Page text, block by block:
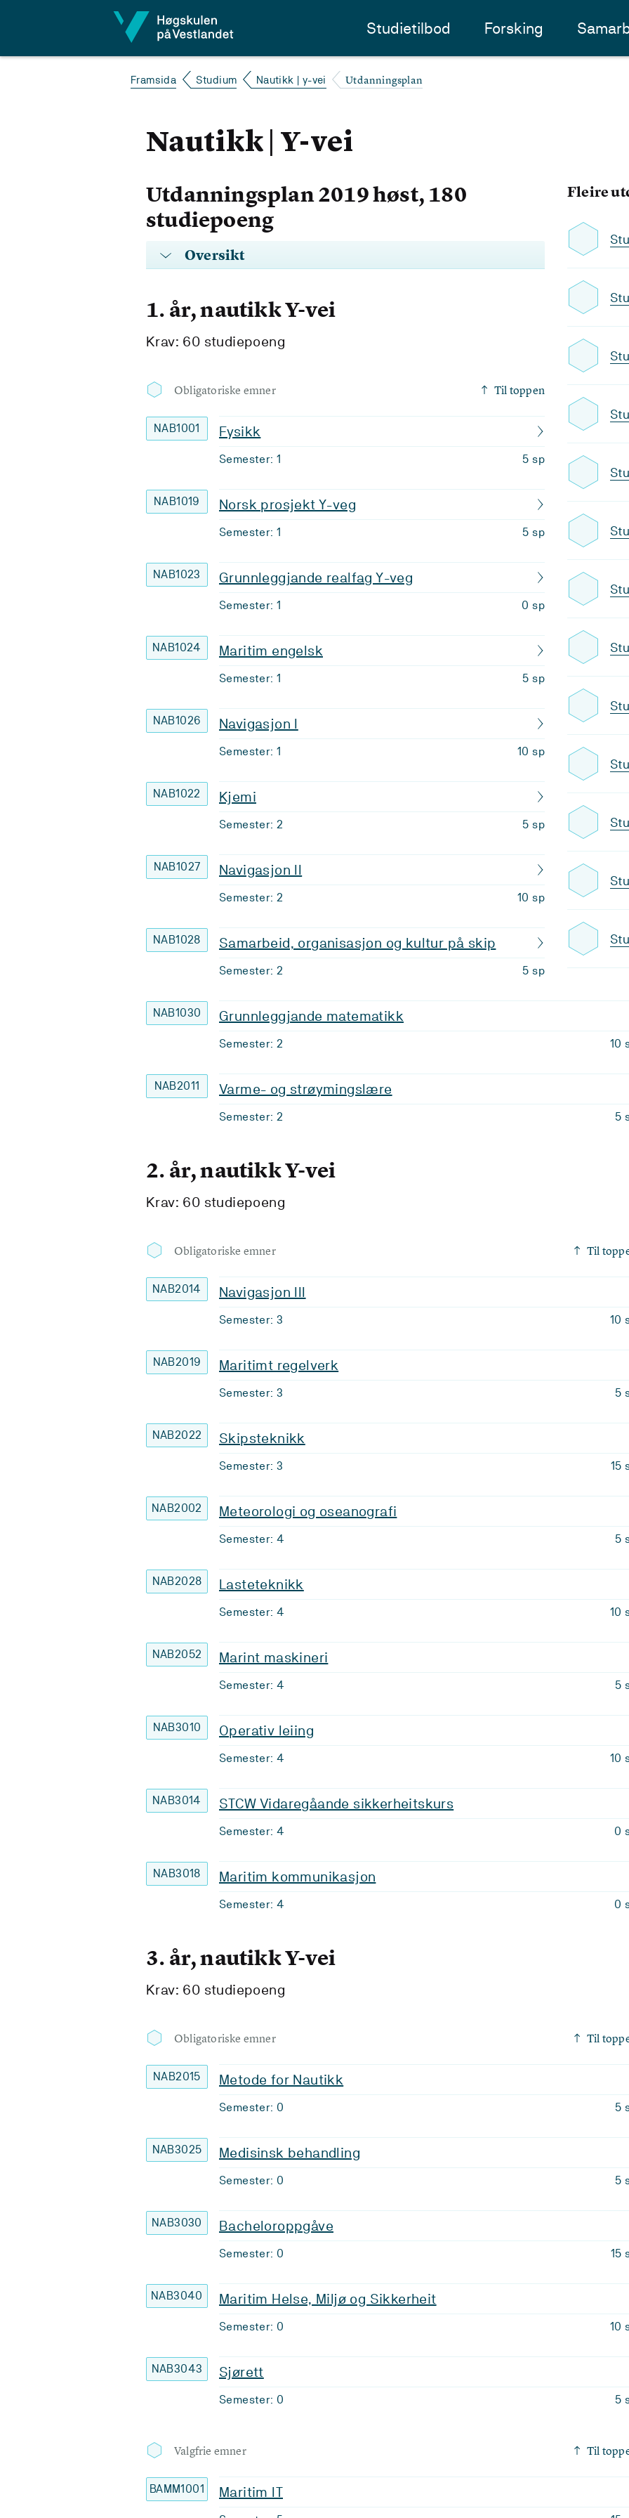
Studietilbod Forsking
Framsida Studium Nautikk | y-vei Utdanningsplan
Nautikk | Y-vei
Fleire
Utdanningsplan 2019 høst, 180
studiepoeng
Oversikt
1. år, nautikk Y-vei
Krav: 60 studiepoeng
Obligatoriske emner Til toppen
NAB1001 Fysikk
Semester: 1 5 sp
NAB1019 Norsk prosjekt Y-veg
Semester: 1 5 sp
NAB1023 Grunnleggjande realfag Y-veg
Semester: 1 0 sp
NAB1024 Maritim engelsk
Semester: 1 5 sp
NAB1026 Navigasjon I
Semester: 1 10 sp
NAB1022 Kjemi
Semester: 2 5 sp
NAB1027 Navigasjon II
Semester: 2 10 sp
NAB1028 Samarbeid, organisasjon og kultur på skip
Semester: 2 5 sp
NAB1030 Grunnleggjande matematikk
Semester: 2 10
NAB2011 Varme- og strøymingslære
Semester: 2 5
2. år, nautikk Y-vei
Krav: 60 studiepoeng
Obligatoriske emner Til
NAB2014 Navigasjon III
Semester: 3 10
NAB2019 Maritimt regelverk
Semester: 3 5
NAB2022 Skipsteknikk
Semester: 3 15
NAB2002 Meteorologi og oseanografi
Semester: 4 5
NAB2028 Lasteteknikk
Semester: 4 10
NAB2052 Marint maskineri
Semester: 4 5
NAB3010 Operativ leiing
Semester: 4 10
NAB3014 STCW Vidaregåande sikkerheitskurs
Semester: 4 0
NAB3018 Maritim kommunikasjon
Semester: 4 0
3. år, nautikk Y-vei
Krav: 60 studiepoeng
Obligatoriske emner Til
NAB2015 Metode for Nautikk
Semester: 0 5
NAB3025 Medisinsk behandling
Semester: 0 5
NAB3030 Bacheloroppgåve
Semester: 0 15
NAB3040 Maritim Helse, Miljø og Sikkerheit
Semester: 0 10
NAB3043 Sjørett
Semester: 0 5
Valgfrie emner Til
BAMM1001 Maritim IT